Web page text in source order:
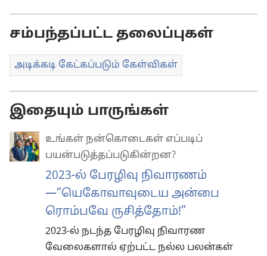
சம்பந்தப்பட்ட தலைப்புகள்
அடிக்கடி கேட்கப்படும் கேள்விகள்
இதையும் பாருங்கள்
உங்கள் நன்கொடைகள் எப்படிப்
பயன்படுத்தப்படுகின்றன?
2023-ல் பேரழிவு நிவாரணம்
—“யெகோவாவுடைய அன்பை
ரொம்பவே ருசித்தோம்!”
2023-ல் நடந்த பேரழிவு நிவாரண
வேலைகளால் ஏற்பட்ட நல்ல பலன்கள்